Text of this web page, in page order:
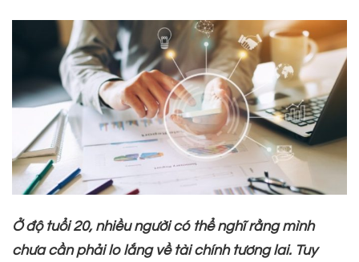
Ở độ tuổi 20, nhiều người có thể nghĩ rằng mình
chưa cần phải lo lắng về tài chính tương lai. Tuy